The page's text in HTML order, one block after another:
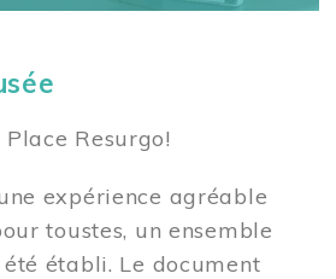
Resurgo!
expérience agréable
toustes, un ensemble
établi. Le document